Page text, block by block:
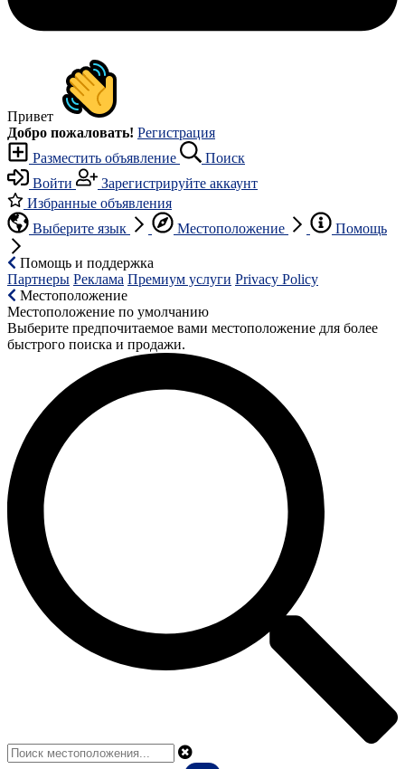
Привет
Добро пожаловать! Регистрация
Разместить объявление
Поиск
Войти
Зарегистрируйте аккаунт
Избранные объявления
Выберите язык
Местоположение Помощь
Помощь и поддержка
Партнеры Реклама Премиум услуги Privacy Policy
Местоположение
Местоположение по умолчанию
Выберите предпочитаемое вами местоположение для более
быстрого поиска и продажи.